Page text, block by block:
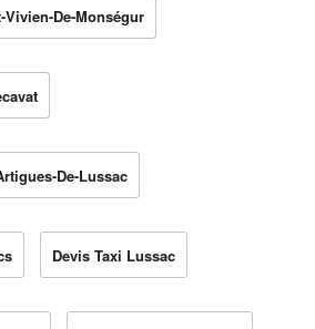
Vivien-De-Monségur
De-Lussac
Devis Taxi Lussac